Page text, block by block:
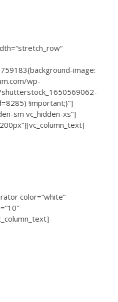
image:
wp-
!important;}“]
sm vc_hidden-xs“]
color=“white“